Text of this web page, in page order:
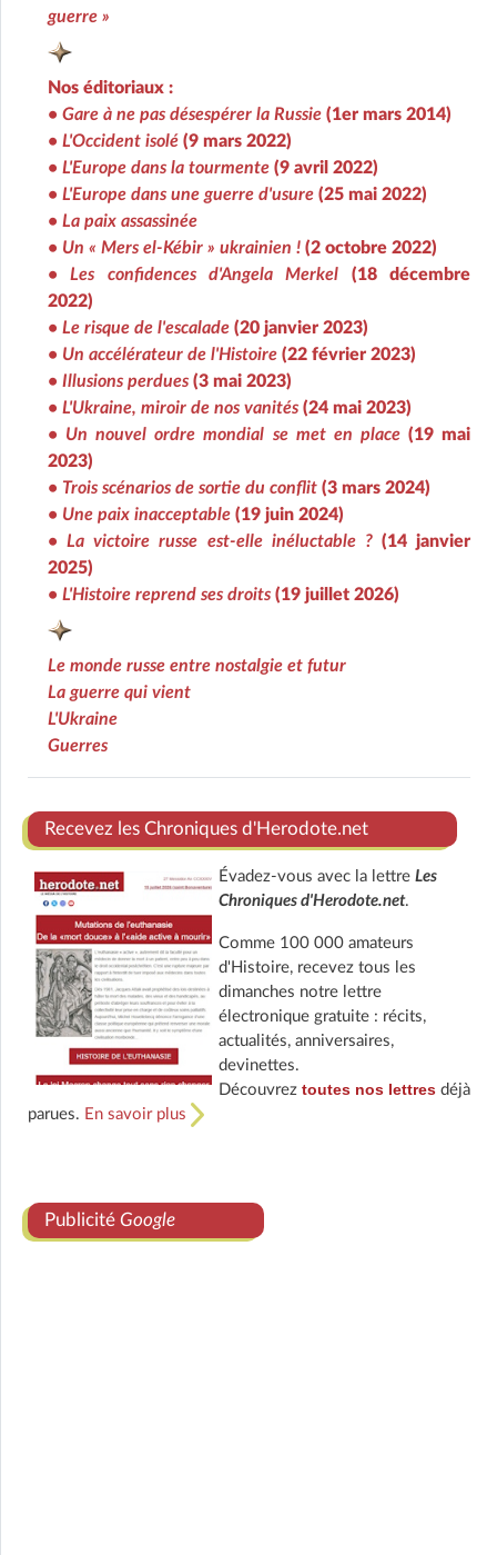
guerre »
Nos éditoriaux :
• Gare à ne pas désespérer la Russie (1er mars 2014)
• L'Occident isolé (9 mars 2022)
• L'Europe dans la tourmente (9 avril 2022)
• L'Europe dans une guerre d'usure (25 mai 2022)
• La paix assassinée
• Un « Mers el-Kébir » ukrainien ! (2 octobre 2022)
• Les confidences d'Angela Merkel (18 décembre
2022)
• Le risque de l'escalade (20 janvier 2023)
• Un accélérateur de l'Histoire (22 février 2023)
• Illusions perdues (3 mai 2023)
• L'Ukraine, miroir de nos vanités (24 mai 2023)
• Un nouvel ordre mondial se met en place(19 mai
2023)
• Trois scénarios de sortie du conflit (3 mars 2024)
• Une paix inacceptable (19 juin 2024)
• La victoire russe est-elle inéluctable ?(14 janvier
2025)
• L'Histoire reprend ses droits (19 juillet 2026)
Le monde russe entre nostalgie et futur
La guerre qui vient
L'Ukraine
Guerres
Recevez les Chroniques d'Herodote.net
Évadez-vous avec la lettre Les
Chroniques d'Herodote.net.
Comme 100 000 amateurs
d'Histoire, recevez tous les
dimanches notre lettre
électronique gratuite : récits,
actualités, anniversaires,
devinettes.
Découvrez toutes nos lettresdéjà
parues. En savoir plus
Publicité Google